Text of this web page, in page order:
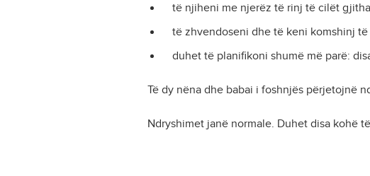
të njiheni me njerëz të rinj të cilët
të zhvendoseni dhe të keni komshinj të
duhet të planifikoni shumë më parë:
Të dy nëna dhe babai i foshnjës përjetojnë
Ndryshimet janë normale. Duhet disa kohë